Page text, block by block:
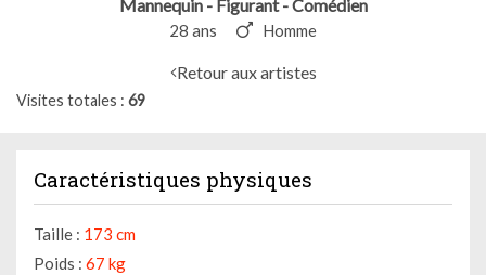
Mannequin - Figurant - Comédien
28 ans Homme
Retour aux artistes
Visites totales 69
Caractéristiques physiques
Taille : 173 cm
Poids : 67 kg